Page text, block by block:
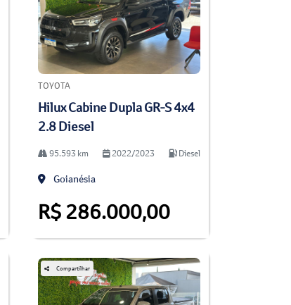
TOYOTA
Hilux Cabine Dupla GR-S 4x4
2.8 Diesel
95.593 km 2022/2023 Diesel
Goianésia
R$ 286.000,00
Compartilhar